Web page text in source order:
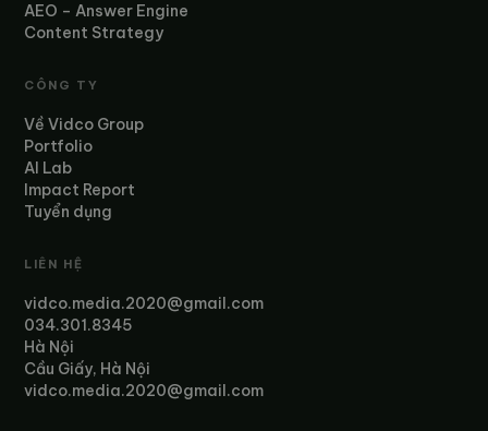
AEO – Answer Engine
Content Strategy
CÔNG TY
Về Vidco Group
Portfolio
AI Lab
Impact Report
Tuyển dụng
LIÊN HỆ
vidco.media.2020@gmail.com
034.301.8345
Hà Nội
Cầu Giấy, Hà Nội
vidco.media.2020@gmail.com